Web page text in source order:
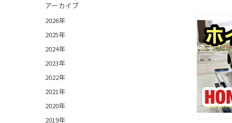
アーカイブ
2026年
2025年
2024年
2023年
2022年
2021年
2020年
2019年